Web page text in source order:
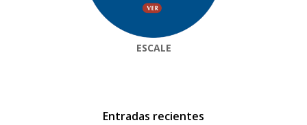
ESCALE
Entradas recientes